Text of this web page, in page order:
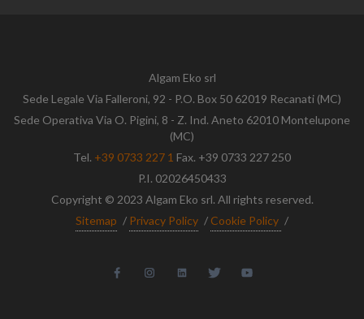
Algam Eko srl
Sede Legale Via Falleroni, 92 - P.O. Box 50 62019 Recanati (MC)
Sede Operativa Via O. Pigini, 8 - Z. Ind. Aneto 62010 Montelupone
(MC)
Tel. +39 0733 227 1 Fax. +39 0733 227 250
P.I. 02026450433
Copyright © 2023 Algam Eko srl. All rights reserved.
Sitemap / Privacy Policy / Cookie Policy /